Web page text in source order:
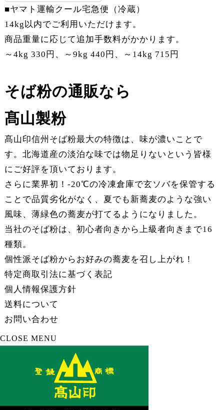
■ヤマト運輸クール宅急便（冷蔵）
14kg以内でご利用いただけます。
商品重量に応じて追加手数料がかかります。
～4kg 330円、～9kg 440円、～14kg 715円
そば粉の通販なら
髙山製粉
髙山印信州そば粉最大の特徴は、味が濃いことで
す。北海道産の淡泊な味では物足りないという皆様
にご好評を頂いております。
さらに業界初！-20℃の冷凍倉庫で玄ソバを保管する
ことで品質劣化がなく、夏でも新蕎麦のような強い
風味、薄緑色の蕎麦が打てるようになりました。
当社のそば粉は、初心者向きから上級者向きまで16
種類。
個性派そば粉からお好みの蕎麦を召し上がれ！
特定商取引法に基づく表記
個人情報保護方針
送料について
お問い合わせ
CLOSE MENU